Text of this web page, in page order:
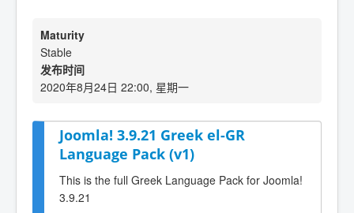
Maturity
Stable
发布时间
2020年8月24日 22:00, 星期一
Joomla! 3.9.21 Greek el-GR
Language Pack (v1)
This is the full Greek Language Pack for Joomla!
3.9.21